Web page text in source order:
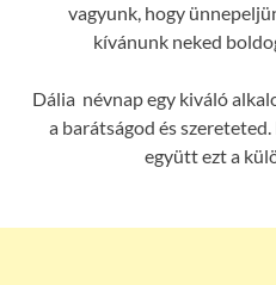
vagyunk, hogy
kívánunk neked
Dália névnap egy kiváló
a barátságod és
együtt ezt a